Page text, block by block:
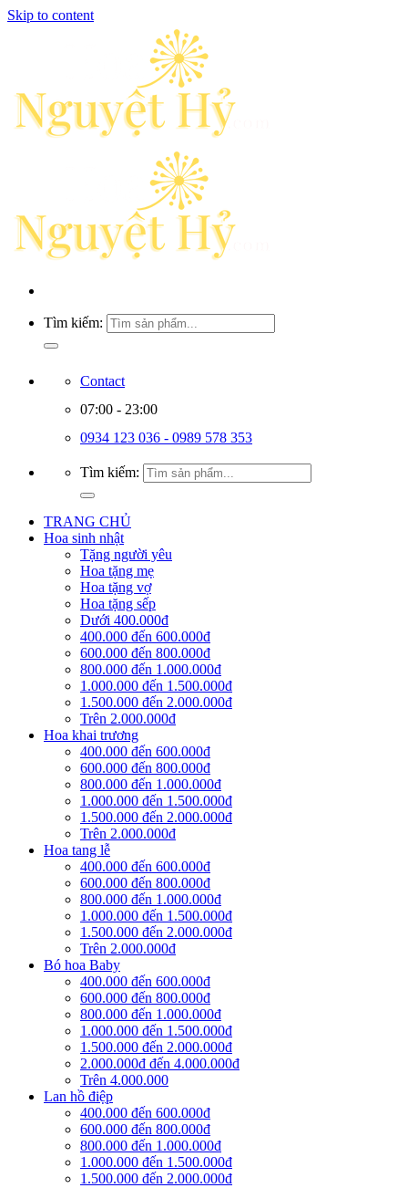
Skip to content
Tìm kiếm:
Contact
07:00 - 23:00
0934 123 036 - 0989 578 353
Tìm kiếm:
TRANG CHỦ
Hoa sinh nhật
Tặng người yêu
Hoa tặng mẹ
Hoa tặng vợ
Hoa tặng sếp
Dưới 400.000đ
400.000 đến 600.000đ
600.000 đến 800.000đ
800.000 đến 1.000.000đ
1.000.000 đến 1.500.000đ
1.500.000 đến 2.000.000đ
Trên 2.000.000đ
Hoa khai trương
400.000 đến 600.000đ
600.000 đến 800.000đ
800.000 đến 1.000.000đ
1.000.000 đến 1.500.000đ
1.500.000 đến 2.000.000đ
Trên 2.000.000đ
Hoa tang lễ
400.000 đến 600.000đ
600.000 đến 800.000đ
800.000 đến 1.000.000đ
1.000.000 đến 1.500.000đ
1.500.000 đến 2.000.000đ
Trên 2.000.000đ
Bó hoa Baby
400.000 đến 600.000đ
600.000 đến 800.000đ
800.000 đến 1.000.000đ
1.000.000 đến 1.500.000đ
1.500.000 đến 2.000.000đ
2.000.000đ đến 4.000.000đ
Trên 4.000.000
Lan hồ điệp
400.000 đến 600.000đ
600.000 đến 800.000đ
800.000 đến 1.000.000đ
1.000.000 đến 1.500.000đ
1.500.000 đến 2.000.000đ